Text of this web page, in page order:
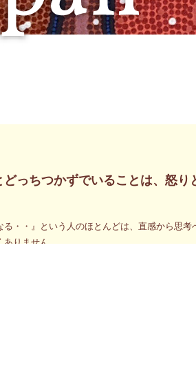
っちつかずでいることは、怒
る・・』という人のほとんどは、直感から思
ありません。